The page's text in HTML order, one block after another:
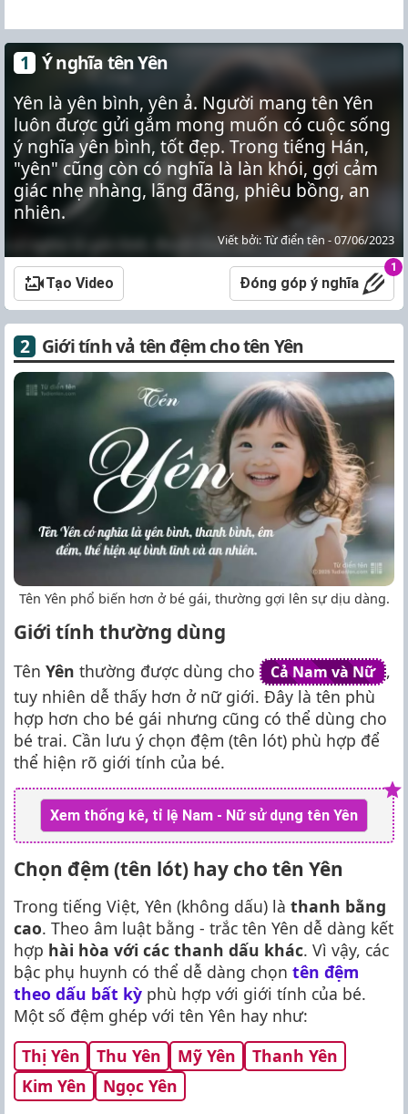
Ý nghĩa tên Yên
Yên là yên bình, yên ả. Người mang tên Yên
luôn được gửi gắm mong muốn có cuộc sống
ý nghĩa yên bình, tốt đẹp. Trong tiếng Hán,
"yên" cũng còn có nghĩa là làn khói, gợi cảm
giác nhẹ nhàng, lãng đãng, phiêu bồng, an
nhiên.
Viết bởi: Từ điển tên - 07/06/2023
Tạo Video Đóng góp ý nghĩa
1
Giới tính vả tên đệm cho tên Yên
Tên Yên phổ biến hơn ở bé gái, thường gợi lên sự dịu dàng.
Giới tính thường dùng
Tên Yên thường được dùng cho Cả Nam và Nữ ,
tuy nhiên dễ thấy hơn ở nữ giới. Đây là tên phù
hợp hơn cho bé gái nhưng cũng có thể dùng cho
bé trai. Cần lưu ý chọn đệm (tên lót) phù hợp để
thể hiện rõ giới tính của bé.
Xem thống kê, tỉ lệ Nam - Nữ sử dụng tên Yên
Chọn đệm (tên lót) hay cho tên Yên
Trong tiếng Việt, Yên (không dấu) là thanh bằng
cao. Theo âm luật bằng - trắc tên Yên dễ dàng kết
hợp hài hòa với các thanh dấu khác. Vì vậy, các
bậc phụ huynh có thể dễ dàng chọn tên đệm
theo dấu bất kỳ phù hợp với giới tính của bé.
Một số đệm ghép với tên Yên hay như:
Thị Yên
Thu Yên Mỹ Yên
Thanh Yên
Kim Yên
Ngọc Yên